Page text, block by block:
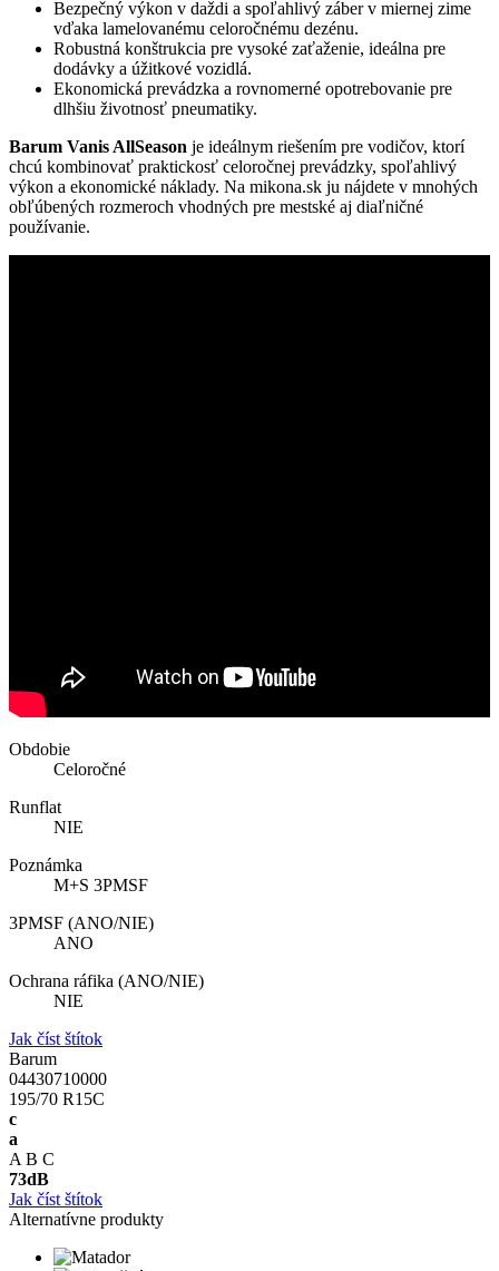
Bezpečný výkon v daždi a spoľahlivý záber v miernej zime
vďaka lamelovanému celoročnému dezénu.
Robustná konštrukcia pre vysoké zaťaženie, ideálna pre
dodávky a úžitkové vozidlá.
Ekonomická prevádzka a rovnomerné opotrebovanie pre
dlhšiu životnosť pneumatiky.
Barum Vanis AllSeason je ideálnym riešením pre vodičov, ktorí
chcú kombinovať praktickosť celoročnej prevádzky, spoľahlivý
výkon a ekonomické náklady. Na mikona.sk ju nájdete v mnohých
obľúbených rozmeroch vhodných pre mestské aj diaľničné
používanie.
Obdobie
Celoročné
Runflat
NIE
Poznámka
M+S 3PMSF
3PMSF (ANO/NIE)
ANO
Ochrana ráfika (ANO/NIE)
NIE
Jak číst štítok
Barum
04430710000
195/70 R15C
c
a
A B C
73dB
Jak číst štítok
Alternatívne produkty